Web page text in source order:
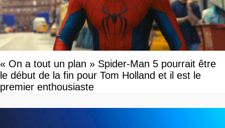
« On a tout un plan » Spider-Man 5 pourrait être
le début de la fin pour Tom Holland et il est le
premier enthousiaste